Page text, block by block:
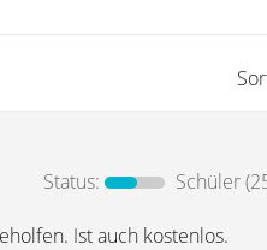
Status:
Schüler
Ist auch kostenlos.